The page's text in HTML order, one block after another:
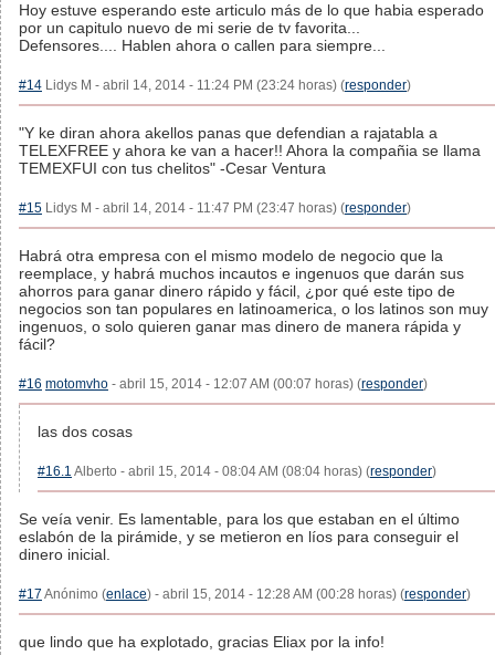
Hoy estuve esperando este articulo más de lo que habia esperado
por un capitulo nuevo de mi serie de tv favorita...
Defensores.... Hablen ahora o callen para siempre...
#14 Lidys M - abril 14, 2014 - 11:24 PM (23:24 horas) (responder)
"Y ke diran ahora akellos panas que defendian a rajatabla a
TELEXFREE y ahora ke van a hacer!! Ahora la compañia se llama
TEMEXFUI con tus chelitos" -Cesar Ventura
#15 Lidys M - abril 14, 2014 - 11:47 PM (23:47 horas) (responder)
Habrá otra empresa con el mismo modelo de negocio que la
reemplace, y habrá muchos incautos e ingenuos que darán sus
ahorros para ganar dinero rápido y fácil, ¿por qué este tipo de
negocios son tan populares en latinoamerica, o los latinos son muy
ingenuos, o solo quieren ganar mas dinero de manera rápida y
fácil?
#16 motomvho - abril 15, 2014 - 12:07 AM (00:07 horas) (responder)
las dos cosas
#16.1 Alberto - abril 15, 2014 - 08:04 AM (08:04 horas) (responder)
Se veía venir. Es lamentable, para los que estaban en el último
eslabón de la pirámide, y se metieron en líos para conseguir el
dinero inicial.
#17 Anónimo (enlace) - abril 15, 2014 - 12:28 AM (00:28 horas) (responder)
que lindo que ha explotado, gracias Eliax por la info!